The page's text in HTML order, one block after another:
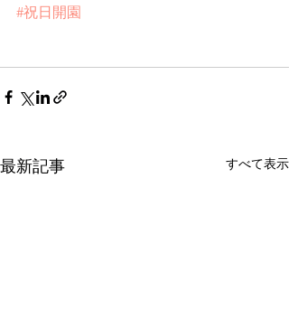
#祝日開園
最新記事 すべて表示